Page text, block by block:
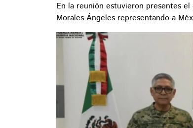
En la reunión estuvieron presentes
Morales Ángeles representando a